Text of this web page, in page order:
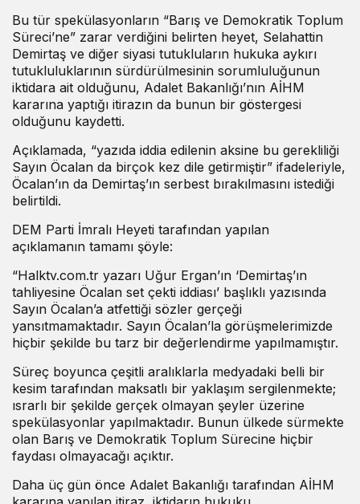
Bu tür spekülasyonların “Barış ve Demokratik Toplum
Süreci’ne” zarar verdiğini belirten heyet, Selahattin
Demirtaş ve diğer siyasi tutukluların hukuka aykırı
tutukluluklarının sürdürülmesinin sorumluluğunun
iktidara ait olduğunu, Adalet Bakanlığı’nın AİHM
kararına yaptığı itirazın da bunun bir göstergesi
olduğunu kaydetti.
Açıklamada, “yazıda iddia edilenin aksine bu gerekliliği
Sayın Öcalan da birçok kez dile getirmiştir” ifadeleriyle,
Öcalan’ın da Demirtaş’ın serbest bırakılmasını istediği
belirtildi.
DEM Parti İmralı Heyeti tarafından yapılan
açıklamanın tamamı şöyle:
“Halktv.com.tr yazarı Uğur Ergan’ın ‘Demirtaş’ın
tahliyesine Öcalan set çekti iddiası’ başlıklı yazısında
Sayın Öcalan’a atfettiği sözler gerçeği
yansıtmamaktadır. Sayın Öcalan’la görüşmelerimizde
hiçbir şekilde bu tarz bir değerlendirme yapılmamıştır.
Süreç boyunca çeşitli aralıklarla medyadaki belli bir
kesim tarafından maksatlı bir yaklaşım sergilenmekte;
ısrarlı bir şekilde gerçek olmayan şeyler üzerine
spekülasyonlar yapılmaktadır. Bunun ülkede sürmekte
olan Barış ve Demokratik Toplum Sürecine hiçbir
faydası olmayacağı açıktır.
Daha üç gün önce Adalet Bakanlığı tarafından AİHM